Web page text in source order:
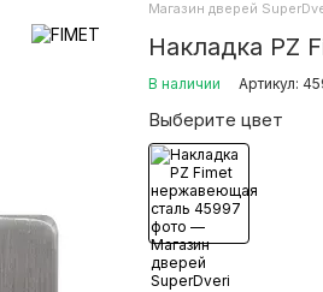
Магазин дверей
Накладка PZ
В наличии Артикул:
Выберите цвет